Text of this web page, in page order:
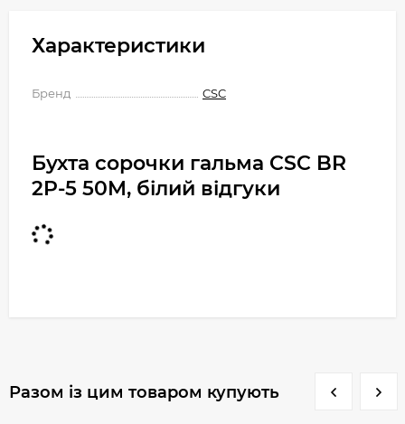
Характеристики
Бренд CSC
Бухта сорочки гальма CSC BR
2P-5 50M, білий відгуки
Разом із цим товаром купують